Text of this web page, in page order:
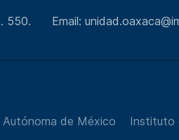
550. Email:
de México Instituto